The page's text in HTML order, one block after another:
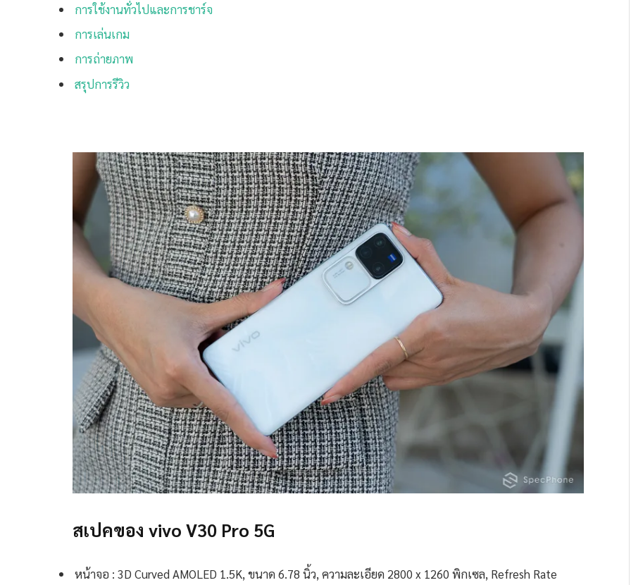
การใช้งานทั่วไปและการชาร์จ
การเล่นเกม
การถ่ายภาพ
สรุปการรีวิว
สเปคของ vivo V30 Pro 5G
หน้าจอ : 3D Curved AMOLED 1.5K, ขนาด 6.78 นิ้ว, ความละเอียด 2800 x 1260 พิกเซล, Refresh Rate